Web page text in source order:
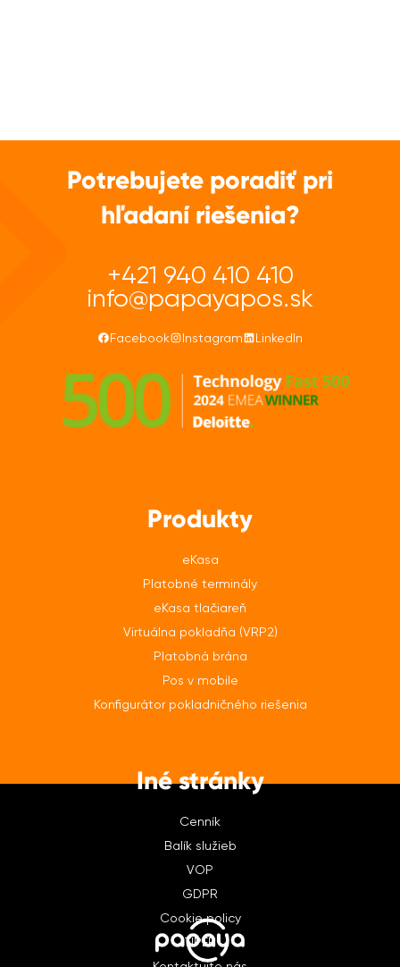
Potrebujete poradiť pri
hľadaní riešenia?
+421 940 410 410
info@papayapos.sk
Facebook Instagram LinkedIn
Produkty
eKasa
Platobné terminály
eKasa tlačiareň
Virtuálna pokladňa (VRP2)
Platobná brána
Pos v mobile
Konfigurátor pokladničného riešenia
Iné stránky
Cenník
Balík služieb
VOP
GDPR
Cookie policy
TIPER